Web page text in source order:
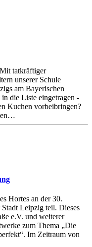
tatkräftiger
unserer Schule
am Bayerischen
die Liste eingetragen -
Kuchen vorbeibringen?
Hortes an der 30.
Leipzig teil. Dieses
e.V. und weiterer
zum Thema „Die
Im Zeitraum von